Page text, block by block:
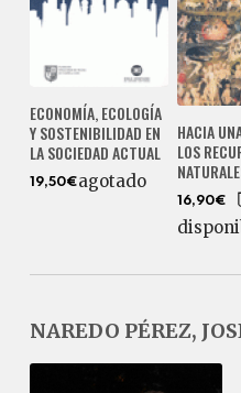
ECONOMÍA, ECOLOGÍA
Y SOSTENIBILIDAD EN
LA SOCIEDAD ACTUAL
19,50€agotado
HACIA
LOS
16,90€
NAREDO PÉREZ,